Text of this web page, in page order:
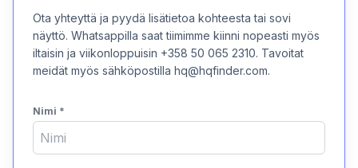
Ota yhteyttä ja pyydä lisätietoa kohteesta tai sovi
näyttö. Whatsappilla saat tiimimme kiinni nopeasti myös
iltaisin ja viikonloppuisin +358 50 065 2310. Tavoitat
meidät myös sähköpostilla hq@hqfinder.com.
Nimi *